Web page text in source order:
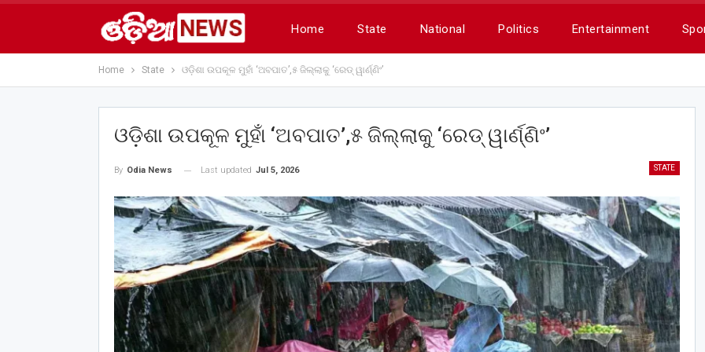
Home State National Politics Entertainment
Home State ଓଡ଼ିଶା ଉପକୂଳ ମୁହାଁ ‘ଅବପାତ’,୫ ଜିଲ୍ଲାକୁ ‘ରେଡ୍ ୱାର୍ଣ୍ଣିଂ’
ଓଡ଼ିଶା ଉପକୂଳ ମୁହାଁ ‘ଅବପାତ’,୫ ଜିଲ୍ଲାକୁ ‘ରେଡ୍ ୱାର୍ଣ୍ଣିଂ’
STATE
By Odia News Last updated Jul 5, 2026